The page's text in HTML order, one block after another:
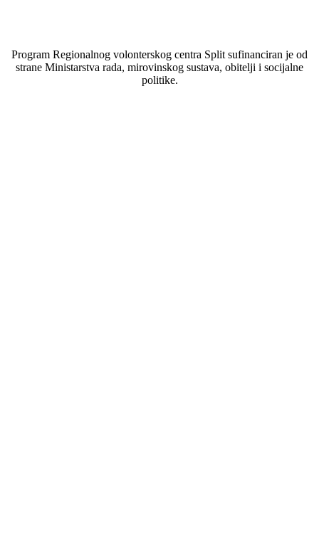
Program Regionalnog volonterskog centra Split sufinanciran je od
strane Ministarstva rada, mirovinskog sustava, obitelji i socijalne
politike.